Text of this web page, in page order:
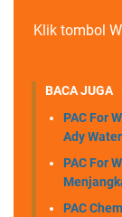
Klik tombol
BACA JUGA
PAC For
Ady
PAC For
PAC